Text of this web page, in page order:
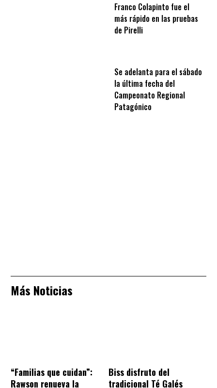
Franco Colapinto fue el
más rápido en las pruebas
de Pirelli
Se adelanta para el sábado
la última fecha del
Campeonato Regional
Patagónico
Más Noticias
“Familias que cuidan”:
Rawson renueva la
Biss disfruto del
tradicional Té Galés